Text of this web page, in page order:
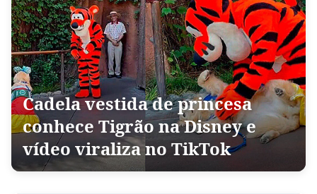
Cadela vestida de princesa
conhece Tigrão na Disney e
vídeo viraliza no TikTok